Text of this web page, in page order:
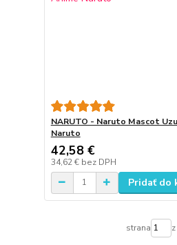
NARUTO - Naruto Mascot
Naruto
42,58 €
34,62 € bez DPH
Pridať do
strana